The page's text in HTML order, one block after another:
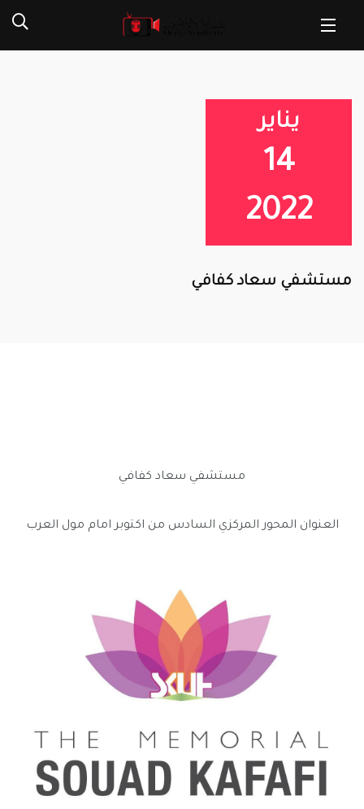
يناير
14
2022
مستشفي سعاد كفافي
مستشفي سعاد كفافي
العنوان المحور المركزي السادس من اكتوبر امام مول العرب